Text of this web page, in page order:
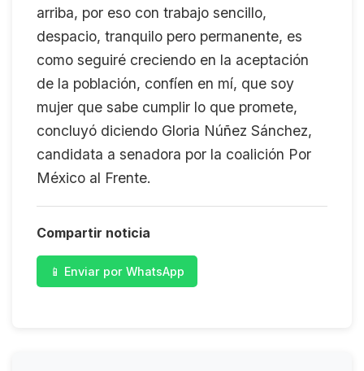
arriba, por eso con trabajo sencillo,
despacio, tranquilo pero permanente, es
como seguiré creciendo en la aceptación
de la población, confíen en mí, que soy
mujer que sabe cumplir lo que promete,
concluyó diciendo Gloria Núñez Sánchez,
candidata a senadora por la coalición Por
México al Frente.
Compartir noticia
📱 Enviar por WhatsApp